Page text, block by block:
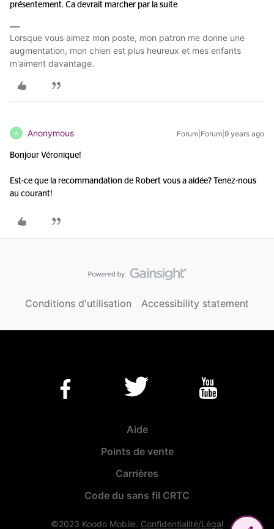
présentement. Ca devrait marcher par la suite
Lorsque vous aimez mon poste, mon patron me donne une
augmentation, mon chien est plus heureux et mes enfants
m'aiment davantage.
A Anonymous Forum|Forum|9 years ago
Bonjour Véronique!
Est-ce que la recommandation de Robert vous a aidée? Tenez-nous
au courant!
Conditions d'utilisation Accessibility statement
Aide
Points de vente
Carrières
Code du sans fil CRTC
©2023 Koodo Mobile. Confidentialité/Légal